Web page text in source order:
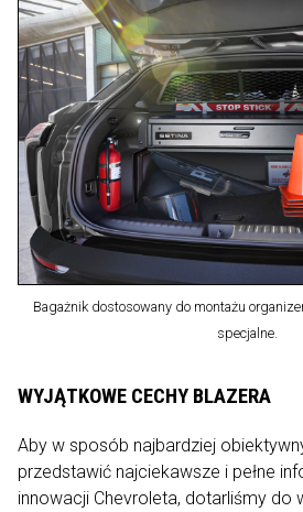
Bagażnik dostosowany do montażu
specjalne.
WYJĄTKOWE CECHY BLAZERA
Aby w sposób najbardziej
przedstawić najciekawsze i pełne
innowacji Chevroleta, dotarliśmy do